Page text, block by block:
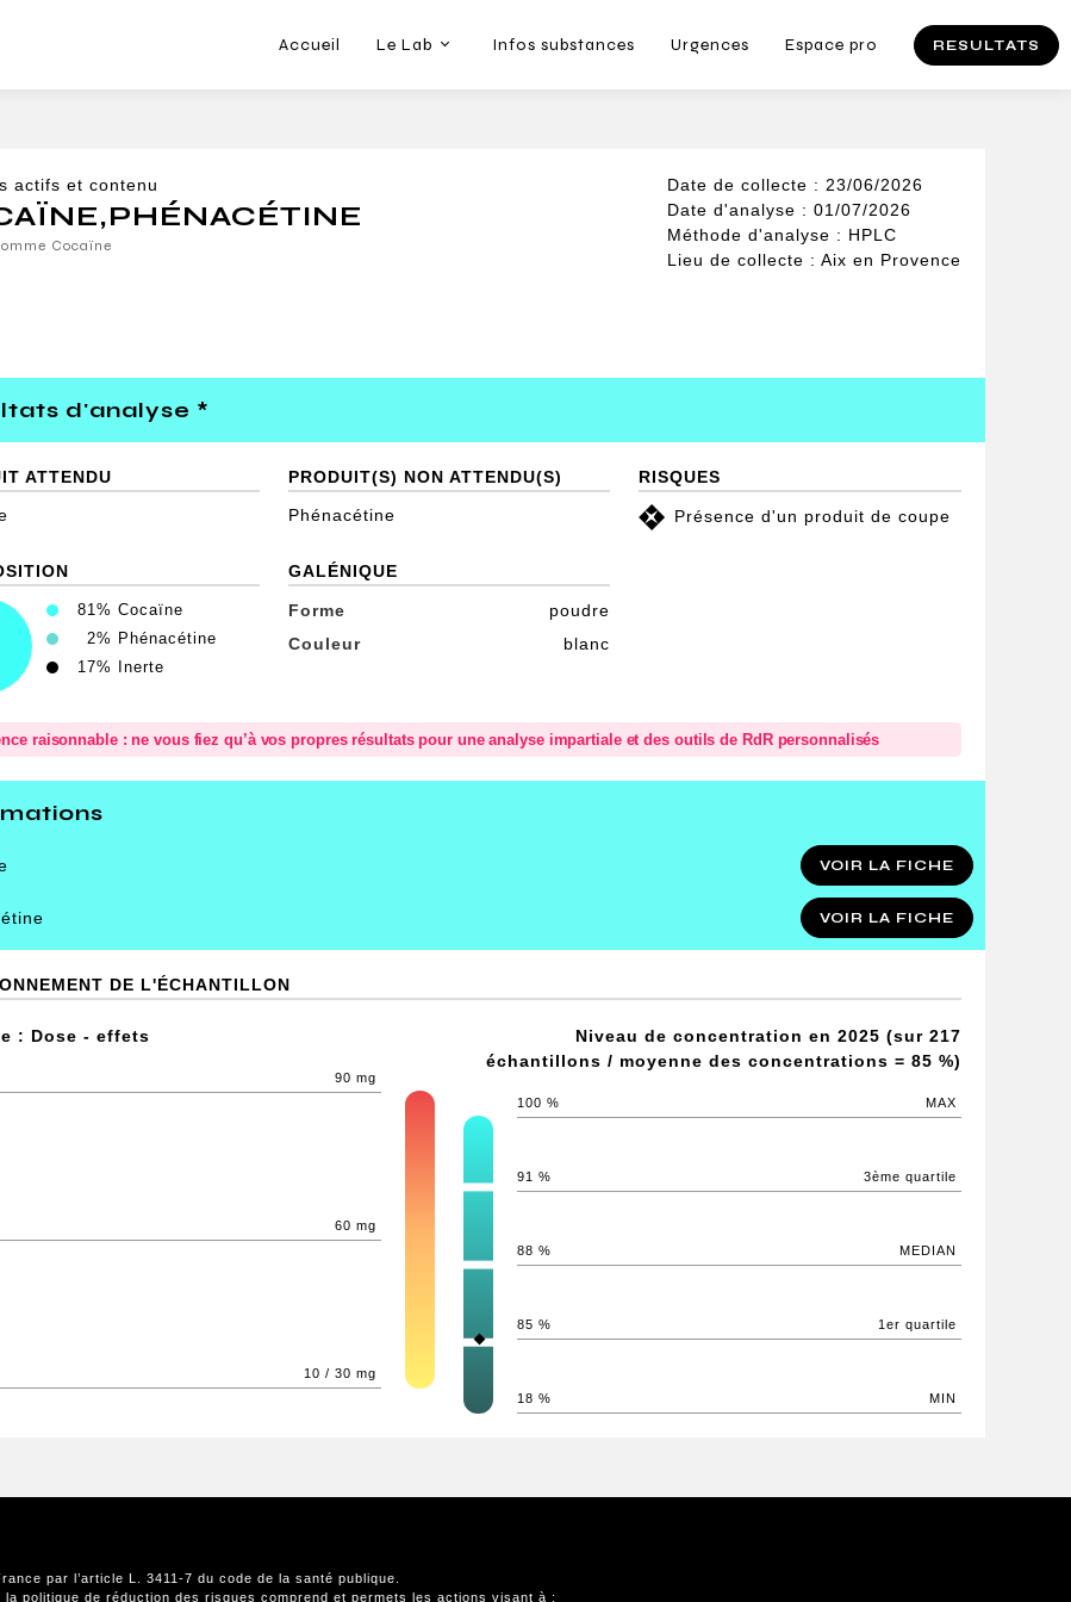
Accueil Le Lab Infos substances Urgences Espace pro RESULTATS
actifs et contenu
,PHÉNACÉTINE
Cocaïne
Date de collecte : 23/06/2026
Date d'analyse : 01/07/2026
Méthode d'analyse : HPLC
Lieu de collecte : Aix en Provence
d'analyse *
ATTENDU
PRODUIT(S) NON ATTENDU(S)
Phénacétine
RISQUES
Présence d'un produit de coupe
81% Cocaïne
2% Phénacétine
17%
Inerte
GALÉNIQUE
Forme
poudre
Couleur
blanc
raisonnable : ne vous fiez qu’à vos propres résultats pour une analyse impartiale et des outils de RdR personnalisés
VOIR LA FICHE
VOIR LA FICHE
DE L'ÉCHANTILLON
: Dose - effets
90 mg
60 mg
10 / 30 mg
Niveau de concentration en 2025 (sur 217
échantillons / moyenne des concentrations = 85 %)
MAX
100 %
3ème quartile
91 %
MEDIAN
88 %
1er quartile
85 %
MIN
18 %
par l’article L. 3411-7 du code de la santé publique.
politique de réduction des risques comprend et permets les actions visant à :